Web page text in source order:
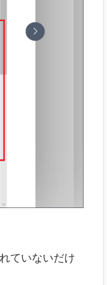
ていないだけ